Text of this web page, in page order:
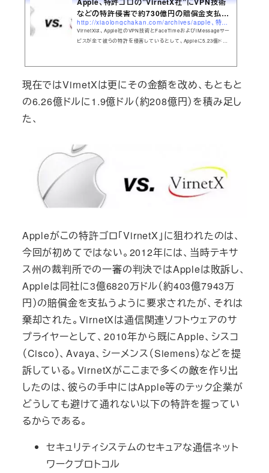
などの特許侵害で約730億円の賠償金支払
い...
VirnetXは、Apple社のVPN技術とFaceTimeおよびiMessageサー
ビスが全て彼らの特許を侵害しているとして、Appleに5.23億ドル
pleがVirnetXに6.25億ドル（約730億円）の賠償金を支払わなけれ
ばならないというものだった。
現在ではVirnetXは更にその金額を改め、もともと
の6.26億ドルに1.9億ドル（約208億円）を積み足し
た、
Appleがこの特許ゴロ「VirnetX」に狙われたのは、
今回が初めてではない。2012年には、当時テキサ
ス州の裁判所での一審の判決ではAppleは敗訴し、
Appleは同社に3億6820万ドル（約403億7943万
円）の賠償金を支払うように要求されたが、それは
棄却された。VirnetXは通信関連ソフトウェアのサ
プライヤーとして、2010年から既にApple、シスコ
（Cisco）、Avaya、シーメンス（Siemens）などを提
訴している。VirnetXがここまで多くの敵を作り出
したのは、彼らの手中にはApple等のテック企業が
どうしても避けて通れない以下の特許を握ってい
るからである。
セキュリティシステムのセキュアな通信ネット
ワークプロトコル